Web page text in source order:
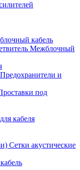
кабель
Межблочный
Предохранители и
под
кабеля
Сетки акустические